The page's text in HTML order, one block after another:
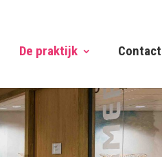
De praktijk Contact